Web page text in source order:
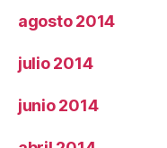
agosto 2014
julio 2014
junio 2014